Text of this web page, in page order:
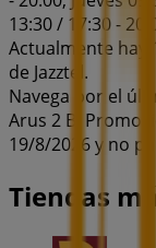
13:30 / 17:30 -
Actualmente hay
de Jazztel.
Navega por el
Arus 2 Bj
19/8/2026 y no
Tiendas